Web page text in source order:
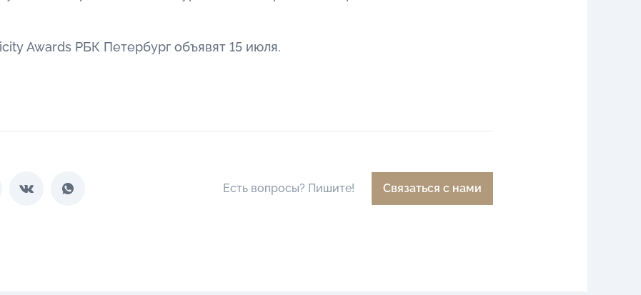
Awards РБК Петербург объявят 15 июля.
Есть вопросы? Пишите! Связаться с нами